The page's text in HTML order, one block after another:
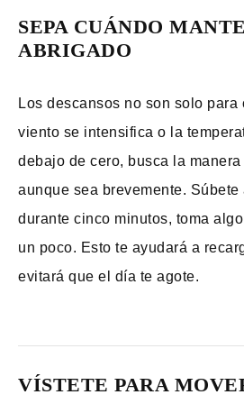
SEPA CUÁNDO
ABRIGADO
Los descansos no son solo para
viento se intensifica o la
debajo de cero, busca la
aunque sea brevemente. Súbete
durante cinco minutos, toma
un poco. Esto te ayudará a
evitará que el día te agote.
VÍSTETE PARA